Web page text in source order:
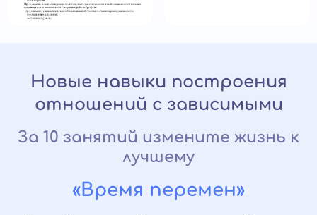
Новые навыки построения
отношений с зависимыми
За 10 занятий измените жизнь к
лучшему
«Время перемен»